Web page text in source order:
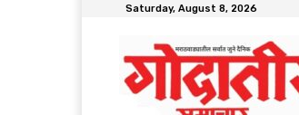
Saturday, August 8, 2026